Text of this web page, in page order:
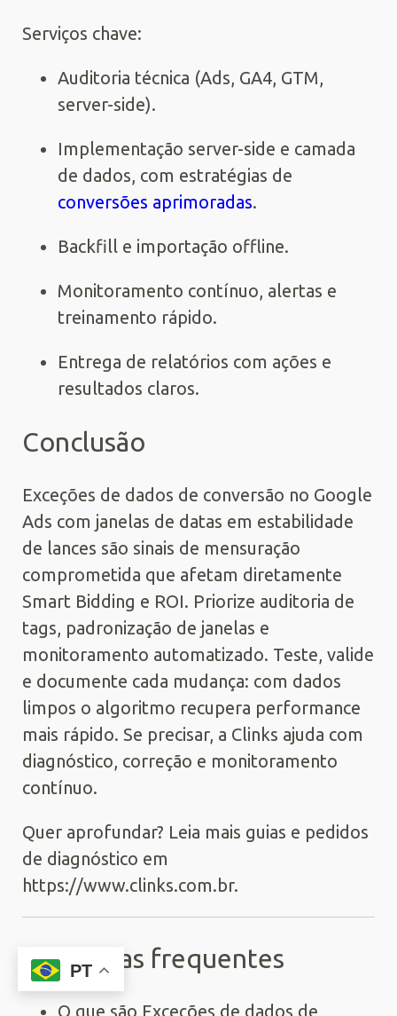
Serviços chave:
Auditoria técnica (Ads, GA4, GTM,
server-side).
Implementação server-side e camada
de dados, com estratégias de
conversões aprimoradas.
Backfill e importação offline.
Monitoramento contínuo, alertas e
treinamento rápido.
Entrega de relatórios com ações e
resultados claros.
Conclusão
Exceções de dados de conversão no Google
Ads com janelas de datas em estabilidade
de lances são sinais de mensuração
comprometida que afetam diretamente
Smart Bidding e ROI. Priorize auditoria de
tags, padronização de janelas e
monitoramento automatizado. Teste, valide
e documente cada mudança: com dados
limpos o algoritmo recupera performance
mais rápido. Se precisar, a Clinks ajuda com
diagnóstico, correção e monitoramento
contínuo.
Quer aprofundar? Leia mais guias e pedidos
de diagnóstico em
https://www.clinks.com.br.
Perguntas frequentes
O que são Exceções de dados de
PT